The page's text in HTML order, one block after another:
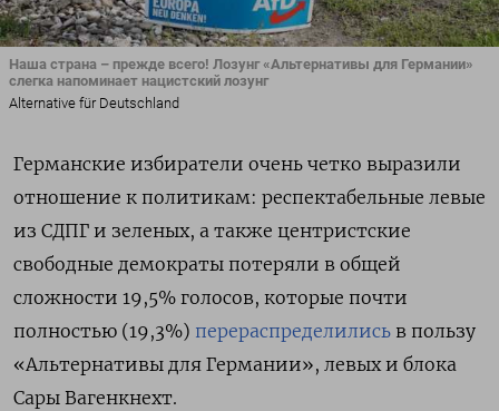
Наша страна – прежде всего! Лозунг «Альтернативы для Германии»
слегка напоминает нацистский лозунг
Alternative für Deutschland
Германские избиратели очень четко выразили
отношение к политикам: респектабельные левые
из СДПГ и зеленых, а также центристские
свободные демократы потеряли в общей
сложности 19,5% голосов, которые почти
полностью (19,3%) перераспределились в пользу
«Альтернативы для Германии», левых и блока
Сары Вагенкнехт.